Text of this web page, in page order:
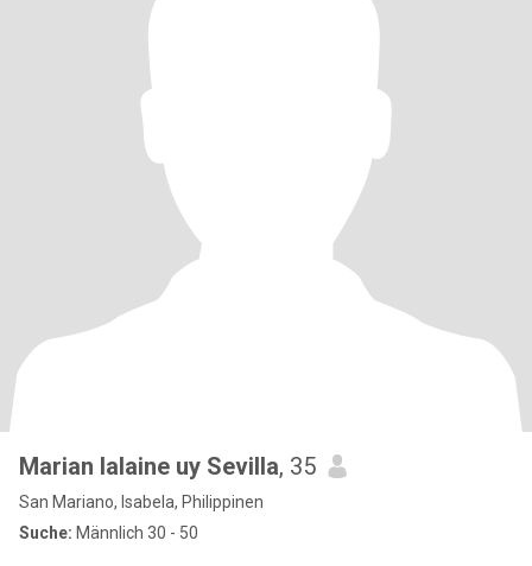
Marian lalaine uy Sevilla, 35
San Mariano, Isabela, Philippinen
Suche: Männlich 30 - 50